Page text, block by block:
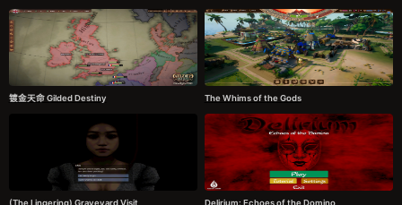
镀金天命 Gilded Destiny The Whims of the Gods
(The Lingering) Graveyard Visit Delirium: Echoes of the Domino